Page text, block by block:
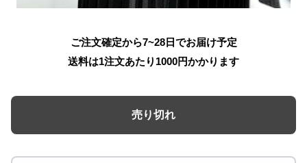
ご注文確定から7~28日でお届け予定
送料は1注文あたり 1000円かかります
売り切れ